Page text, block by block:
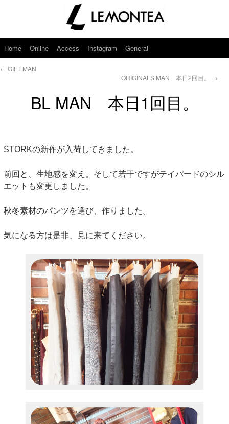
Home Online Access Instagram General
← GIFT MAN
ORIGINALS MAN 本日2回目。 →
BL MAN 本日1回目。
STORKの新作が入荷してきました。
前回と、生地感を変え。そして若干ですがテイパードのシル
エットも変更しました。
秋冬素材のパンツを選び、作りました。
気になる方は是非、見に来てください。